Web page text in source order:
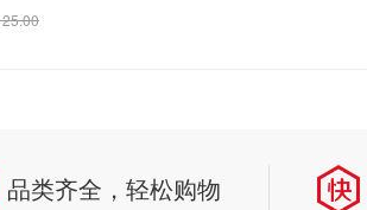
25.00
品类齐全，轻松购物